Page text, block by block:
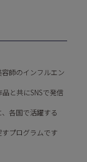
師のインフルエン
と共にSNSで発信
各国で活躍する
プログラムです